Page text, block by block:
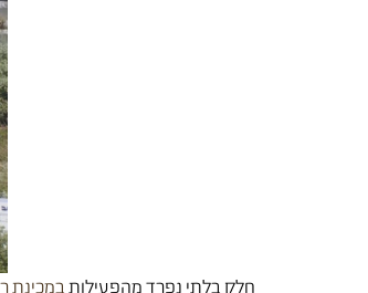
חלק בלתי נפרד מהפעילות במכינת